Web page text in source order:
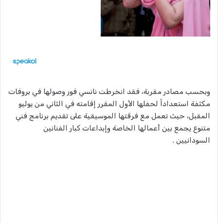
وبحسب مصادر مقربة، فقد انخرطت نانسي فور وصولها في بروفات
مكثفة استعداداً لحفلها الأول المقرر إقامته في الثاني من يوليو
المقبل، حيث تعمل مع فرقتها الموسيقية على تقديم برنامج فني
متنوع يجمع بين أعمالها الخاصة وإبداعات كبار الفنانين
السودانيين .